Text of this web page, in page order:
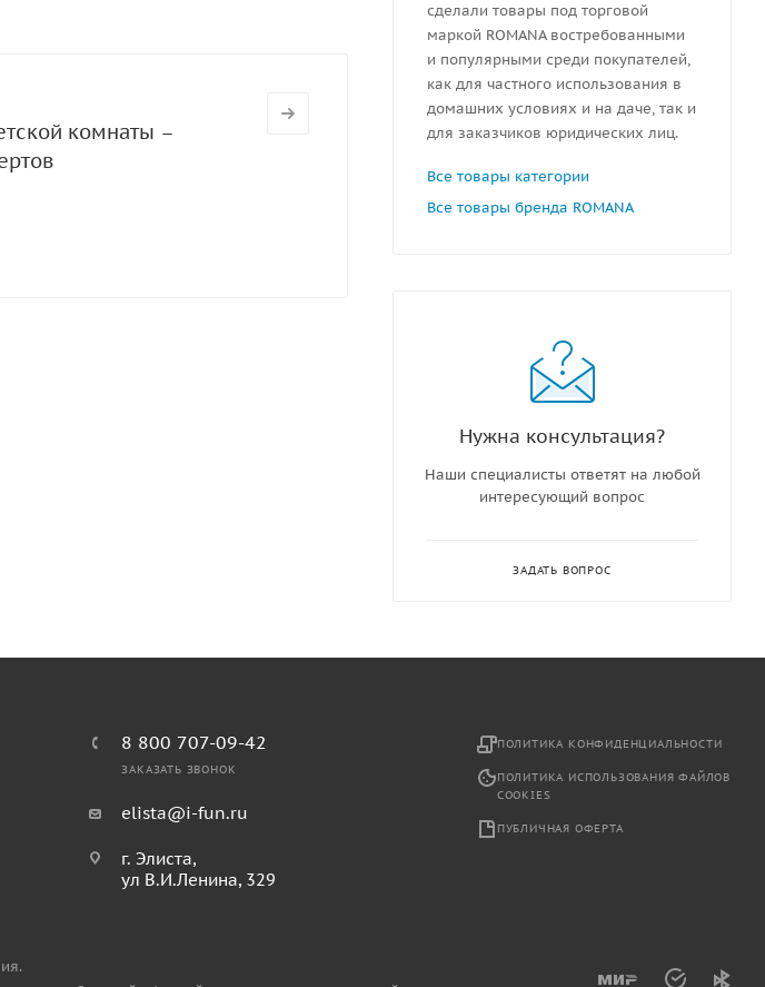
комнаты –
сделали товары под торговой
маркой ROMANA востребованными
и популярными среди покупателей,
как для частного использования в
домашних условиях и на даче, так и
для заказчиков юридических лиц.
Все товары категории
Все товары бренда ROMANA
Нужна консультация?
Наши специалисты ответят на любой
интересующий вопрос
ЗАДАТЬ ВОПРОС
8 800 707-09-42
ЗАКАЗАТЬ ЗВОНОК
elista@i-fun.ru
г. Элиста,
ул В.И.Ленина, 329
ПОЛИТИКА КОНФИДЕНЦИАЛЬНОСТИ
ПОЛИТИКА ИСПОЛЬЗОВАНИЯ ФАЙЛОВ
COOKIES
ПУБЛИЧНАЯ ОФЕРТА